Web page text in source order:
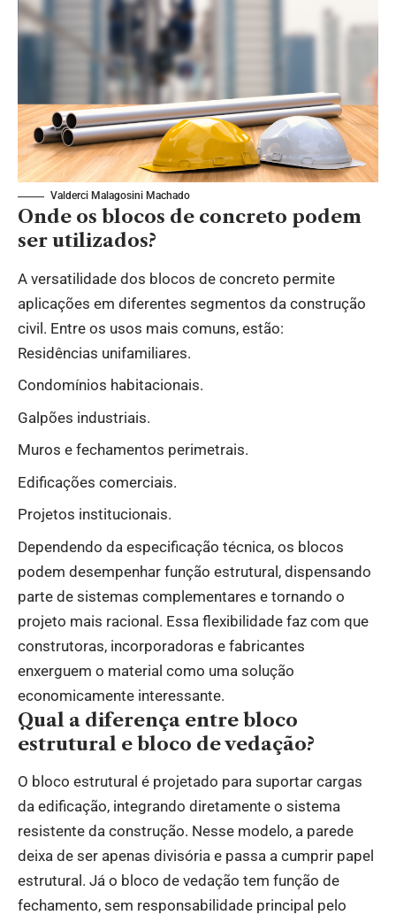
Valderci Malagosini Machado
Onde os blocos de concreto podem
ser utilizados?
A versatilidade dos blocos de concreto permite
aplicações em diferentes segmentos da construção
civil. Entre os usos mais comuns, estão:
Residências unifamiliares.
Condomínios habitacionais.
Galpões industriais.
Muros e fechamentos perimetrais.
Edificações comerciais.
Projetos institucionais.
Dependendo da especificação técnica, os blocos
podem desempenhar função estrutural, dispensando
parte de sistemas complementares e tornando o
projeto mais racional. Essa flexibilidade faz com que
construtoras, incorporadoras e fabricantes
enxerguem o material como uma solução
economicamente interessante.
Qual a diferença entre bloco
estrutural e bloco de vedação?
O bloco estrutural é projetado para suportar cargas
da edificação, integrando diretamente o sistema
resistente da construção. Nesse modelo, a parede
deixa de ser apenas divisória e passa a cumprir papel
estrutural. Já o bloco de vedação tem função de
fechamento, sem responsabilidade principal pelo